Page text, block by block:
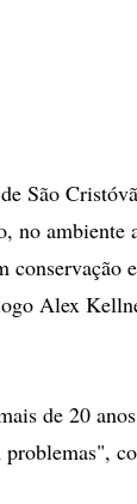
São
no ambiente
conservação
Alex
de 20